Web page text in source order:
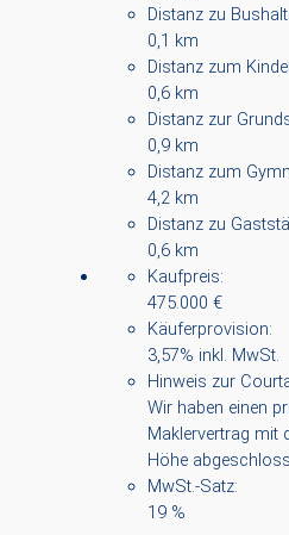
Distanz zu
0,1 km
Distanz zum
0,6 km
Distanz zur
0,9 km
Distanz zum
4,2 km
Distanz zu
0,6 km
Kaufpreis:
475.000 €
Käuferprovision:
3,57% inkl. MwSt.
Hinweis zur
Wir haben einen
Maklervertrag mit
Höhe
MwSt.-Satz:
19 %